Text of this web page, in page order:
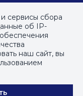
программ», 2023
сервисы сбора
об IP-
наш сайт, вы